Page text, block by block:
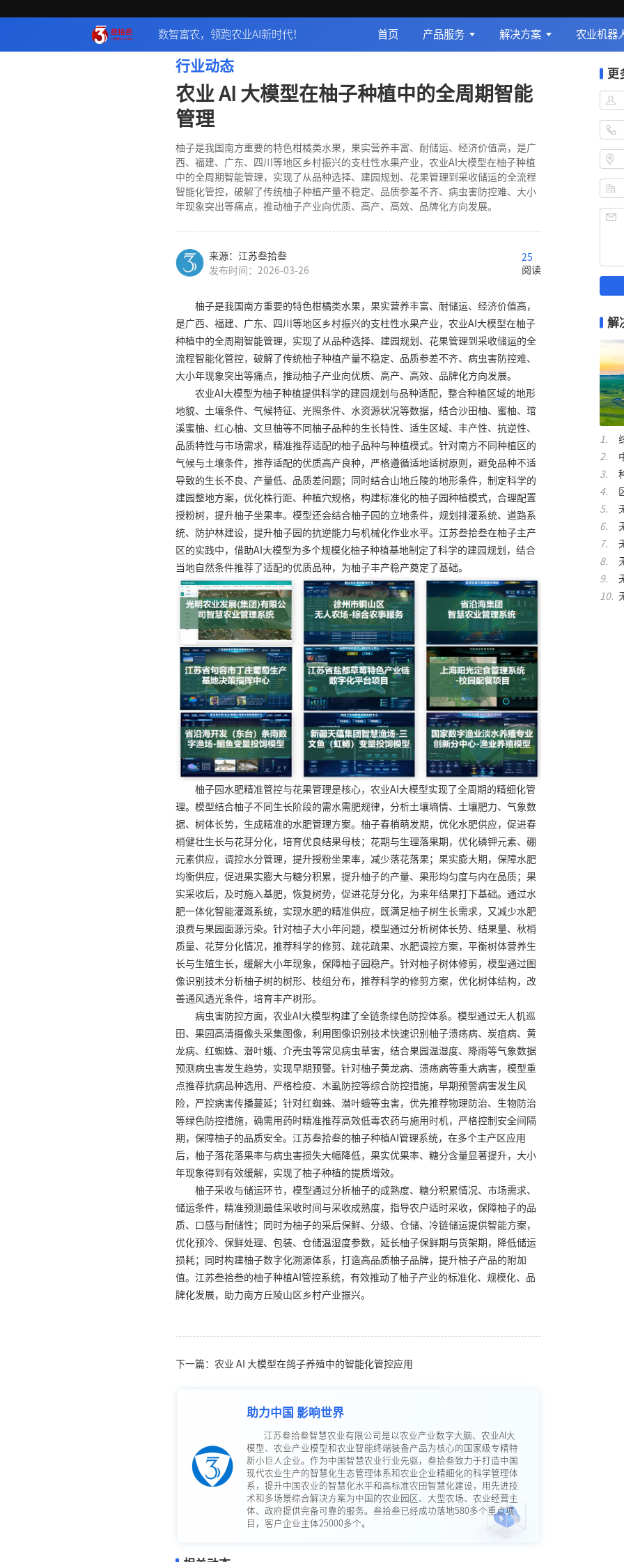
数智富农，领跑农业AI新时代！ 首页 产品服务 解决方案 农业机器
行业动态
农业 AI 大模型在柚子种植中的全周期智能
管理
柚子是我国南方重要的特色柑橘类水果，果实营养丰富、耐储运、经济价值高，是广
西、福建、广东、四川等地区乡村振兴的支柱性水果产业，农业AI大模型在柚子种植
中的全周期智能管理，实现了从品种选择、建园规划、花果管理到采收储运的全流程
智能化管控，破解了传统柚子种植产量不稳定、品质参差不齐、病虫害防控难、大小
年现象突出等痛点，推动柚子产业向优质、高产、高效、品牌化方向发展。
来源：江苏叁拾叁
发布时间：2026-03-26
25
阅读
柚子是我国南方重要的特色柑橘类水果，果实营养丰富、耐储运、经济价值高，
是广西、福建、广东、四川等地区乡村振兴的支柱性水果产业，农业AI大模型在柚子
种植中的全周期智能管理，实现了从品种选择、建园规划、花果管理到采收储运的全
流程智能化管控，破解了传统柚子种植产量不稳定、品质参差不齐、病虫害防控难、
大小年现象突出等痛点，推动柚子产业向优质、高产、高效、品牌化方向发展。
农业AI大模型为柚子种植提供科学的建园规划与品种适配，整合种植区域的地形
地貌、土壤条件、气候特征、光照条件、水资源状况等数据，结合沙田柚、蜜柚、琯
溪蜜柚、红心柚、文旦柚等不同柚子品种的生长特性、适生区域、丰产性、抗逆性、
品质特性与市场需求，精准推荐适配的柚子品种与种植模式。针对南方不同种植区的
气候与土壤条件，推荐适配的优质高产良种，严格遵循适地适树原则，避免品种不适
导致的生长不良、产量低、品质差问题；同时结合山地丘陵的地形条件，制定科学的
建园整地方案，优化株行距、种植穴规格，构建标准化的柚子园种植模式，合理配置
授粉树，提升柚子坐果率。模型还会结合柚子园的立地条件，规划排灌系统、道路系
统、防护林建设，提升柚子园的抗逆能力与机械化作业水平。江苏叁拾叁在柚子主产
区的实践中，借助AI大模型为多个规模化柚子种植基地制定了科学的建园规划，结合
当地自然条件推荐了适配的优质品种，为柚子丰产稳产奠定了基础。
柚子园水肥精准管控与花果管理是核心，农业AI大模型实现了全周期的精细化管
理。模型结合柚子不同生长阶段的需水需肥规律，分析土壤墒情、土壤肥力、气象数
据、树体长势，生成精准的水肥管理方案。柚子春梢萌发期，优化水肥供应，促进春
梢健壮生长与花芽分化，培育优良结果母枝；花期与生理落果期，优化磷钾元素、硼
元素供应，调控水分管理，提升授粉坐果率，减少落花落果；果实膨大期，保障水肥
均衡供应，促进果实膨大与糖分积累，提升柚子的产量、果形均匀度与内在品质；果
实采收后，及时施入基肥，恢复树势，促进花芽分化，为来年结果打下基础。通过水
肥一体化智能灌溉系统，实现水肥的精准供应，既满足柚子树生长需求，又减少水肥
浪费与果园面源污染。针对柚子大小年问题，模型通过分析树体长势、结果量、秋梢
质量、花芽分化情况，推荐科学的修剪、疏花疏果、水肥调控方案，平衡树体营养生
长与生殖生长，缓解大小年现象，保障柚子园稳产。针对柚子树体修剪，模型通过图
像识别技术分析柚子树的树形、枝组分布，推荐科学的修剪方案，优化树体结构，改
善通风透光条件，培育丰产树形。
病虫害防控方面，农业AI大模型构建了全链条绿色防控体系。模型通过无人机巡
田、果园高清摄像头采集图像，利用图像识别技术快速识别柚子溃疡病、炭疽病、黄
龙病、红蜘蛛、潜叶蛾、介壳虫等常见病虫草害，结合果园温湿度、降雨等气象数据
预测病虫害发生趋势，实现早期预警。针对柚子黄龙病、溃疡病等重大病害，模型重
点推荐抗病品种选用、严格检疫、木虱防控等综合防控措施，早期预警病害发生风
险，严控病害传播蔓延；针对红蜘蛛、潜叶蛾等虫害，优先推荐物理防治、生物防治
等绿色防控措施，确需用药时精准推荐高效低毒农药与施用时机，严格控制安全间隔
期，保障柚子的品质安全。江苏叁拾叁的柚子种植AI管理系统，在多个主产区应用
后，柚子落花落果率与病虫害损失大幅降低，果实优果率、糖分含量显著提升，大小
年现象得到有效缓解，实现了柚子种植的提质增效。
柚子采收与储运环节，模型通过分析柚子的成熟度、糖分积累情况、市场需求、
储运条件，精准预测最佳采收时间与采收成熟度，指导农户适时采收，保障柚子的品
质、口感与耐储性；同时为柚子的采后保鲜、分级、仓储、冷链储运提供智能方案，
优化预冷、保鲜处理、包装、仓储温湿度参数，延长柚子保鲜期与货架期，降低储运
损耗；同时构建柚子数字化溯源体系，打造高品质柚子品牌，提升柚子产品的附加
值。江苏叁拾叁的柚子种植AI管控系统，有效推动了柚子产业的标准化、规模化、品
牌化发展，助力南方丘陵山区乡村产业振兴。
下一篇：农业 AI 大模型在鸽子养殖中的智能化管控应用
助力中国 影响世界
江苏叁拾叁智慧农业有限公司是以农业产业数字大脑、农业AI大
模型、农业产业模型和农业智能终端装备产品为核心的国家级专精特
新小巨人企业。作为中国智慧农业行业先驱，叁拾叁致力于打造中国
现代农业生产的智慧化生态管理体系和农业企业精细化的科学管理体
系，提升中国农业的智慧化水平和高标准农田智慧化建设，用先进技
术和多场景综合解决方案为中国的农业园区、大型农场、农业经营主
体、政府提供完备可靠的服务。叁拾叁已经成功落地580多个重点项
目，客户企业主体25000多个。
更
解